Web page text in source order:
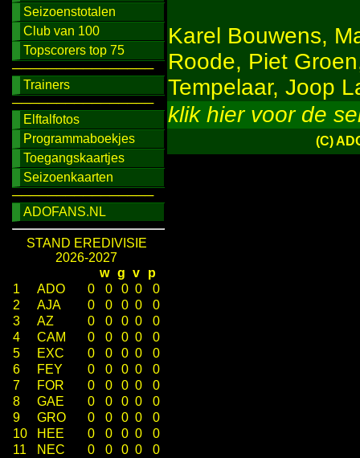
Seizoenstotalen
Club van 100
Topscorers top 75
────────────────
Trainers
────────────────
Elftalfotos
Programmaboekjes
Toegangskaartjes
Seizoenkaarten
────────────────
ADOFANS.NL
STAND EREDIVISIE
2026-2027
w g v
p
1
ADO 0 0 0 0
0
2
AJA 0 0 0 0
0
3
AZ 0 0 0 0
0
4
CAM 0 0 0 0
0
5
EXC 0 0 0 0
0
6
FEY 0 0 0 0
0
7
FOR 0 0 0 0
0
8
GAE 0 0 0 0
0
9
GRO 0 0 0 0
0
10
HEE 0 0 0 0
0
11
NEC 0 0 0 0
0
Karel Bouwens,
Roode, Piet
Tempelaar, Joop
klik hier voor de
(C)